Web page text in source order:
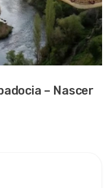
– Nascer